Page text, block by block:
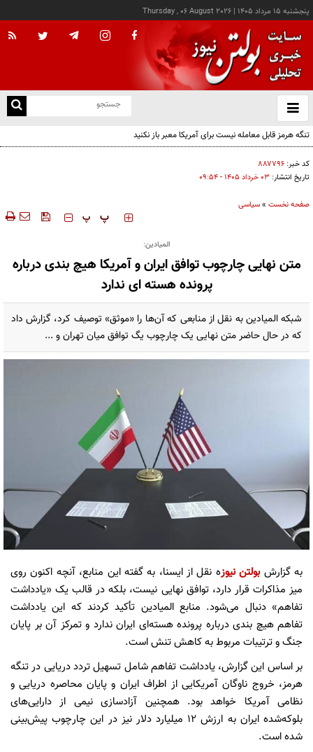
پنجشنبه ۱۵ مرداد ۱۴۰۵ |
Thursday , 06 August 2026
باز
و
تنگه هرمز قابل معامله نیست برای آمریکا معبر باز نکنید
کد خبر: ۸۸۷۷۹۶
تاریخ انتشار: ۰۳ خرداد ۱۴۰۵ - ۰۹:۵۴
صفحه نخست »سیاسی
‍‍‍ پ پ
المیادین:
متن نهایی چارچوب توافق ایران و آمریکا هیچ بندی درباره
پرونده هسته ای ندارد
شبکه المیادین به نقل از منابعی که آن‌ها را «موثق» توصیف کرد، گزارش داد
که در حال حاضر متن نهایی یک چارچوب یگ توافق میان تهران و ...
به گزارشبولتن نیوزه نقل از ایسنا، به گفته این منابع، آنچه اکنون روی
میز مذاکرات قرار دارد، توافق نهایی نیست، بلکه در قالب یک «یادداشت
تفاهم» دنبال می‌شود. منابع المیادین تأکید کردند که این یادداشت
تفاهم هیچ بندی درباره پرونده هسته‌ای ایران ندارد و تمرکز آن بر پایان
جنگ و ترتیبات مربوط به کاهش تنش است.
بر اساس این گزارش، یادداشت تفاهم شامل تسهیل تردد دریایی در تنگه
هرمز، خروج ناوگان آمریکایی از اطراف ایران و پایان محاصره دریایی و
نظامی آمریکا خواهد بود. همچنین آزادسازی نیمی از دارایی‌های
بلوکه‌شده ایران به ارزش ۱۲ میلیارد دلار نیز در این چارچوب پیش‌بینی
شده است.